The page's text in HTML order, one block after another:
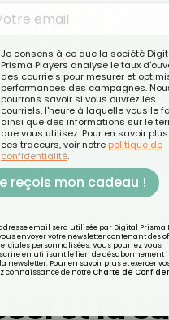
savoir sur
et la
Je consens à ce que la société
Prisma Players analyse le taux
des courriels pour mesurer et
performances des campagnes.
pourrons savoir si vous ouvrez les
courriels, l'heure à laquelle vous le
ainsi que des informations sur le
que vous utilisez. Pour en savoir
ces traceurs, voir notre politique de
confidentialité.
reçois mon cadeau !
email sera utilisée par Digital Prisma
envoyer votre newsletter contenant des
personnalisées. Vous pourrez vous
en utilisant le lien de désabonnement
newsletter. Pour en savoir plus et exercer
connaissance de notre Charte de